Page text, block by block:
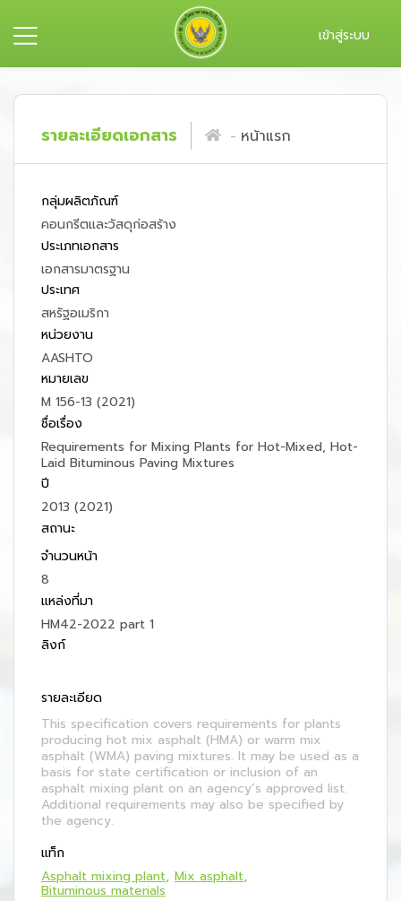
เข้าสู่ระบบ
รายละเอียดเอกสาร หน้าแรก
กลุ่มผลิตภัณฑ์
คอนกรีตและวัสดุก่อสร้าง
ประเภทเอกสาร
เอกสารมาตรฐาน
ประเทศ
สหรัฐอเมริกา
หน่วยงาน
AASHTO
หมายเลข
M 156-13 (2021)
ชื่อเรื่อง
Requirements for Mixing Plants for Hot-Mixed, Hot-
Laid Bituminous Paving Mixtures
ปี
2013 (2021)
สถานะ
จำนวนหน้า
8
แหล่งที่มา
HM42-2022 part 1
ลิงก์
รายละเอียด
This specification covers requirements for plants
producing hot mix asphalt (HMA) or warm mix
asphalt (WMA) paving mixtures. It may be used as a
basis for state certification or inclusion of an
asphalt mixing plant on an agency’s approved list.
Additional requirements may also be specified by
the agency.
แท็ก
Asphalt mixing plant Mix asphalt
Bituminous materials